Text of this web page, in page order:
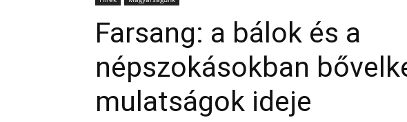
Farsang: a bálok és a
népszokásokban
mulatságok ideje